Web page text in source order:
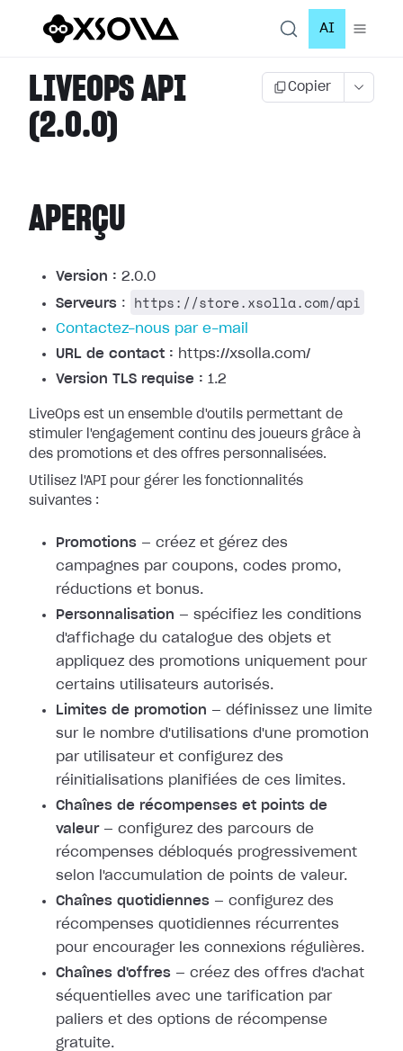
AI
LIVEOPS API
(2.0.0)
Copier
APERÇU
Version : 2.0.0
Serveurs : https://store.xsolla.com/api
Contactez-nous par e-mail
URL de contact : https://xsolla.com/
Version TLS requise : 1.2
LiveOps est un ensemble d'outils permettant de
stimuler l'engagement continu des joueurs grâce à
des promotions et des offres personnalisées.
Utilisez l'API pour gérer les fonctionnalités
suivantes :
Promotions — créez et gérez des
campagnes par coupons, codes promo,
réductions et bonus.
Personnalisation — spécifiez les conditions
d'affichage du catalogue des objets et
appliquez des promotions uniquement pour
certains utilisateurs autorisés.
Limites de promotion — définissez une limite
sur le nombre d'utilisations d'une promotion
par utilisateur et configurez des
réinitialisations planifiées de ces limites.
Chaînes de récompenses et points de
valeur— configurez des parcours de
récompenses débloqués progressivement
selon l'accumulation de points de valeur.
Chaînes quotidiennes — configurez des
récompenses quotidiennes récurrentes
pour encourager les connexions régulières.
Chaînes d'offres — créez des offres d'achat
séquentielles avec une tarification par
paliers et des options de récompense
gratuite.